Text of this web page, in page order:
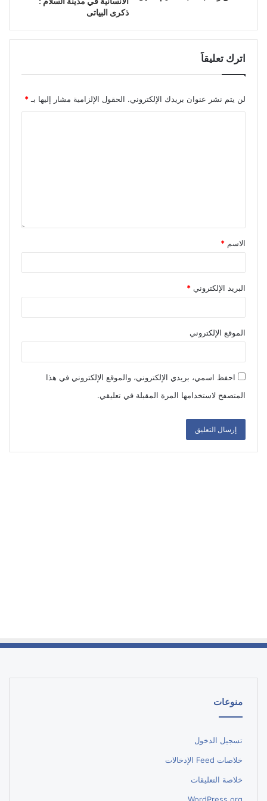
ذكرى البياتى
اترك تعليقاً
لن يتم نشر عنوان بريدك الإلكتروني. الحقول الإلزامية مشار إليها بـ *
الاسم *
البريد الإلكتروني *
الموقع الإلكتروني
احفظ اسمي، بريدي الإلكتروني، والموقع الإلكتروني في هذا
المتصفح لاستخدامها المرة المقبلة في تعليقي.
منوعات
تسجيل الدخول
خلاصات Feed الإدخالات
خلاصة التعليقات
WordPress.org